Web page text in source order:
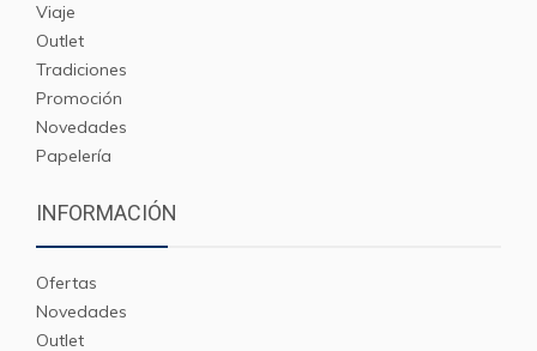
Viaje
Outlet
Tradiciones
Promoción
Novedades
Papelería
INFORMACIÓN
Ofertas
Novedades
Outlet